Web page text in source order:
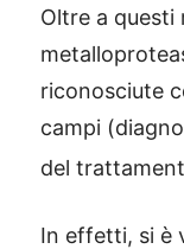
Oltre a questi
riconosciute
campi
del
In effetti, si è